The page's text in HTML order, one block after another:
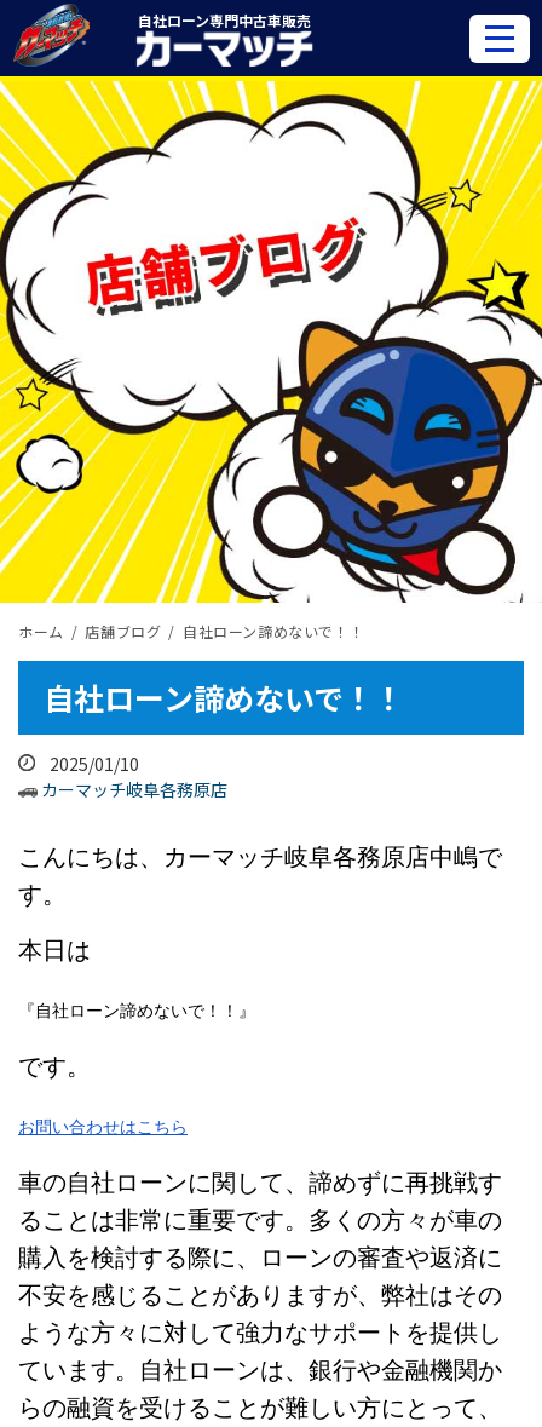
自社ローン専門中古車販売
ホーム 店舗ブログ 自社ローン諦めないで！！
自社ローン諦めないで！！
2025/01/10
カーマッチ岐阜各務原店
こんにちは、カーマッチ岐阜各務原店中嶋で
す。
本日は
『自社ローン諦めないで！！』
です。
お問い合わせはこちら
車の自社ローンに関して、諦めずに再挑戦す
ることは非常に重要です。多くの方々が車の
購入を検討する際に、ローンの審査や返済に
不安を感じることがありますが、弊社はその
ような方々に対して強力なサポートを提供し
ています。自社ローンは、銀行や金融機関か
らの融資を受けることが難しい方にとって、